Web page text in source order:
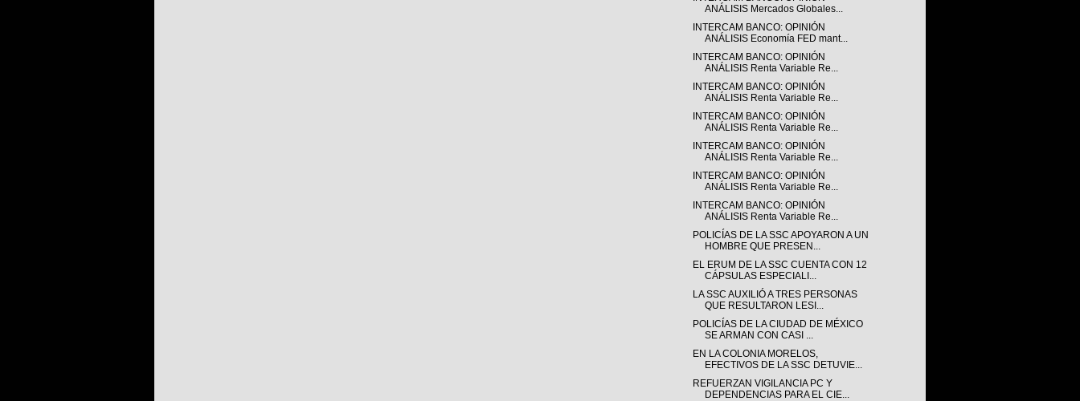
ANÁLISIS Mercados Globales...
INTERCAM BANCO: OPINIÓN
ANÁLISIS Economía FED mant...
INTERCAM BANCO: OPINIÓN
ANÁLISIS Renta Variable Re...
INTERCAM BANCO: OPINIÓN
ANÁLISIS Renta Variable Re...
INTERCAM BANCO: OPINIÓN
ANÁLISIS Renta Variable Re...
INTERCAM BANCO: OPINIÓN
ANÁLISIS Renta Variable Re...
INTERCAM BANCO: OPINIÓN
ANÁLISIS Renta Variable Re...
INTERCAM BANCO: OPINIÓN
ANÁLISIS Renta Variable Re...
POLICÍAS DE LA SSC APOYARON A UN
HOMBRE QUE PRESEN...
EL ERUM DE LA SSC CUENTA CON 12
CÁPSULAS ESPECIALI...
LA SSC AUXILIÓ A TRES PERSONAS
QUE RESULTARON LESI...
POLICÍAS DE LA CIUDAD DE MÉXICO
SE ARMAN CON CASI ...
EN LA COLONIA MORELOS,
EFECTIVOS DE LA SSC DETUVIE...
REFUERZAN VIGILANCIA PC Y
DEPENDENCIAS PARA EL CIE...